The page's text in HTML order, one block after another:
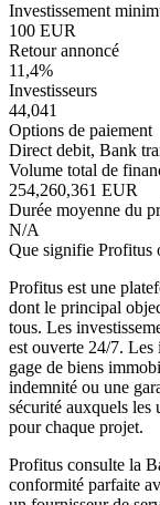
Investissement
100 EUR
Retour annoncé
11,4%
Investisseurs
44,041
Options de paiement
Direct debit, Bank
Volume total de
254,260,361 EUR
Durée moyenne du
N/A
Que signifie Profitus
Profitus est une
dont le principal
tous. Les
est ouverte 24/7. Les
gage de biens
indemnité ou une
sécurité auxquels les
pour chaque projet.
Profitus consulte la
conformité parfaite